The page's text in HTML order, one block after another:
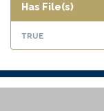
Has File(s)
true